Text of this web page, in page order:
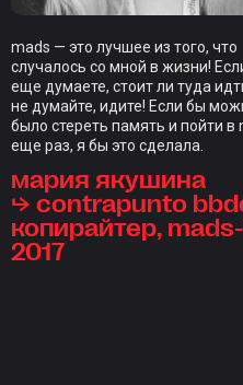
mads — это лучшее из того, что
случалось со мной в жизни!
еще думаете, стоит ли туда
не думайте, идите! Если бы
было стереть память и пойти в
еще раз, я бы это сделала.
мария якушина
⮡ contrapunto
копирайтер,
2017